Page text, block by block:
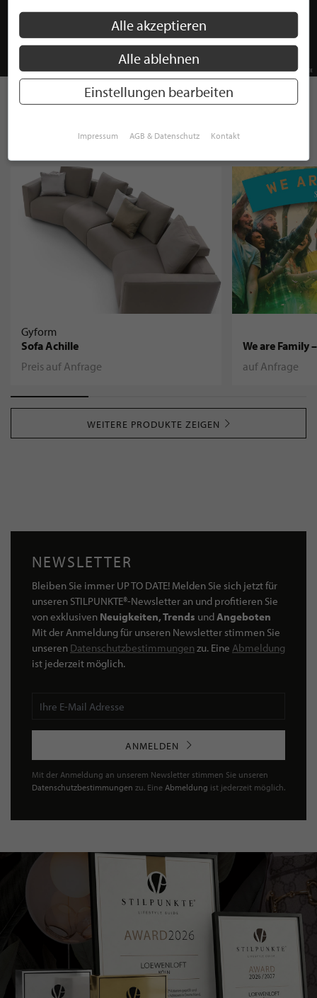
ENTDECKEN SIE INTERESSANTE
Gyform
Sofa Achille
Preis auf Anfrage
We are Family
auf Anfrage
WEITERE PRODUKTE ZEIGEN
NEWSLETTER
Bleiben Sie immer UP TO DATE! Melden Sie sich jetzt für
unseren STILPUNKTE®-Newsletter an und profitieren Sie
von exklusiven Neuigkeiten, Trends undAngeboten
Mit der Anmeldung für unseren Newsletter stimmen Sie
unseren Datenschutzbestimmungen zu. Eine Abmeldung
ist jederzeit möglich.
ANMELDEN
Mit der Anmeldung an unserem Newsletter stimmen Sie unseren
Datenschutzbestimmungen zu. Eine Abmeldung ist jederzeit möglich.
Alle akzeptieren
Alle ablehnen
Einstellungen bearbeiten
Impressum AGB & Datenschutz Kontakt